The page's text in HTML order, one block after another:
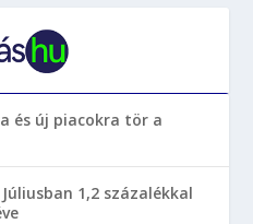
és új piacokra tör a
1,2 százalékkal